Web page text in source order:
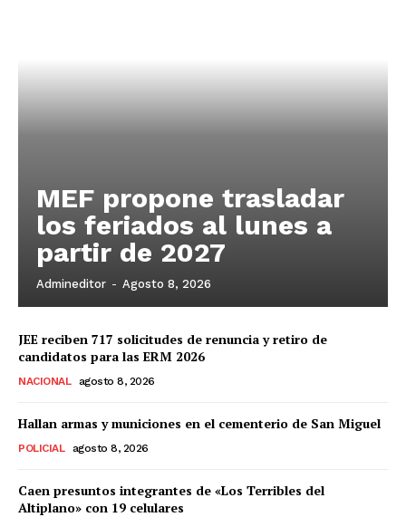
MEF propone trasladar
los feriados al lunes a
partir de 2027
Admineditor - Agosto 8, 2026
JEE reciben 717 solicitudes de renuncia y retiro de
candidatos para las ERM 2026
NACIONAL agosto 8, 2026
Hallan armas y municiones en el cementerio de San Miguel
POLICIAL agosto 8, 2026
Caen presuntos integrantes de «Los Terribles del
Altiplano» con 19 celulares